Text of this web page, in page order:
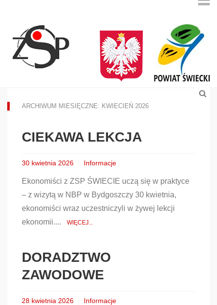
ARCHIWUM MIESIĘCZNE: KWIECIEŃ 2026
CIEKAWA LEKCJA
30 kwietnia 2026 Informacje
Ekonomiści z ZSP ŚWIECIE uczą się w praktyce
– z wizytą w NBP w Bydgoszczy 30 kwietnia,
ekonomiści wraz uczestniczyli w żywej lekcji
ekonomii....
WIĘCEJ...
DORADZTWO
ZAWODOWE
28 kwietnia 2026 Informacje